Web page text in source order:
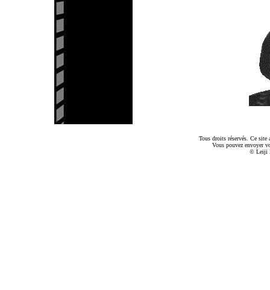
Tous droits réservés. Ce site
Vous pouvez envoyer
© Leiji